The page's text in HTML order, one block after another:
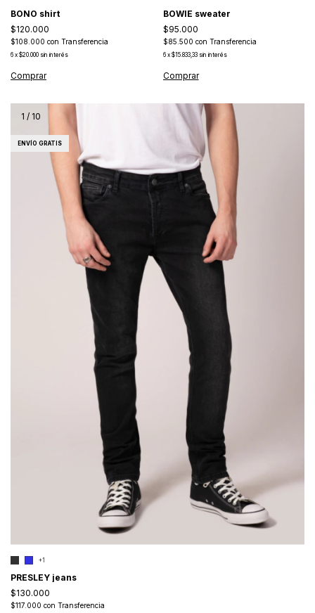
BONO shirt
$120.000
$108.000 con Transferencia
6 x $20.000 sin interés
Comprar
BOWIE sweater
$95.000
$85.500 con Transferencia
6 x $15.833,33 sin interés
Comprar
1 / 10
ENVÍO GRATIS
+1
PRESLEY jeans
$130.000
$117.000 con Transferencia